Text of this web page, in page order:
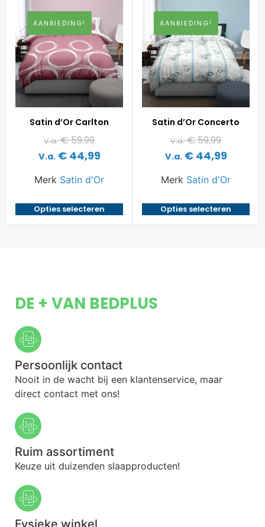
AANBIEDING!
Satin d’Or Carlton
V.a. €59,99
V.a. €44,99
Merk Satin d'Or
Opties selecteren
AANBIEDING!
Satin d’Or Concerto
V.a. €59,99
V.a. €44,99
Merk Satin d'Or
Opties selecteren
DE + VAN BEDPLUS
Persoonlijk contact
Nooit in de wacht bij een klantenservice, maar
direct contact met ons!
Ruim assortiment
Keuze uit duizenden slaapproducten!